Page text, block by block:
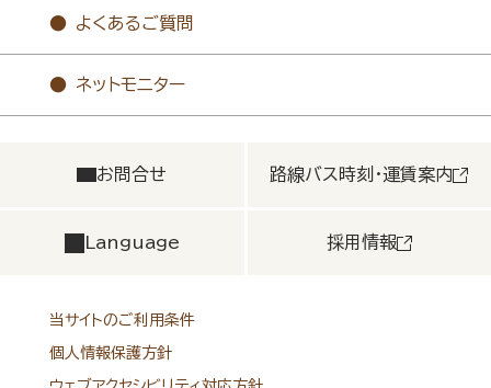
よくあるご質問
ネットモニター
お問合せ 路線バス時刻・運賃案内
Language 採用情報
当サイトのご利用条件
個人情報保護方針